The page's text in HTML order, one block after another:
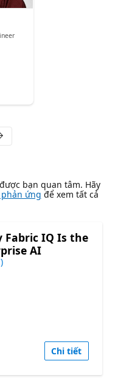
bạn quan tâm. Hãy
ứng để xem tất cả
Fabric IQ Is the
AI
Chi tiết